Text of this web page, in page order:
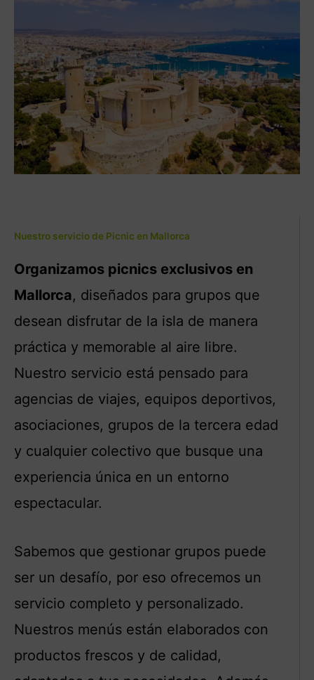
Nuestro servicio de Picnic en Mallorca
Organizamos picnics exclusivos en
Mallorca, diseñados para grupos que
desean disfrutar de la isla de manera
práctica y memorable al aire libre.
Nuestro servicio está pensado para
agencias de viajes, equipos deportivos,
asociaciones, grupos de la tercera edad
y cualquier colectivo que busque una
experiencia única en un entorno
espectacular.
Sabemos que gestionar grupos puede
ser un desafío, por eso ofrecemos un
servicio completo y personalizado.
Nuestros menús están elaborados con
productos frescos y de calidad,